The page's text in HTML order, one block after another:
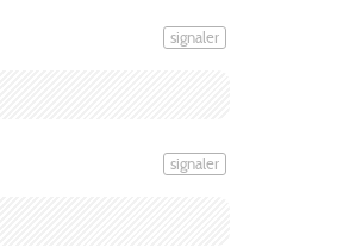
signaler
signaler